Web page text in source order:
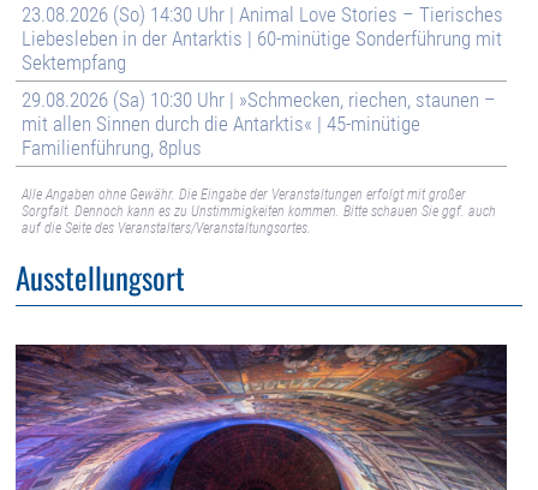
23.08.2026 (So) 14:30 Uhr | Animal Love Stories – Tierisches
Liebesleben in der Antarktis | 60-minütige Sonderführung mit
Sektempfang
29.08.2026 (Sa) 10:30 Uhr | »Schmecken, riechen, staunen –
mit allen Sinnen durch die Antarktis« | 45-minütige
Familienführung, 8plus
Alle Angaben ohne Gewähr. Die Eingabe der Veranstaltungen erfolgt mit großer
Sorgfalt. Dennoch kann es zu Unstimmigkeiten kommen. Bitte schauen Sie ggf. auch
auf die Seite des Veranstalters/Veranstaltungsortes.
Ausstellungsort